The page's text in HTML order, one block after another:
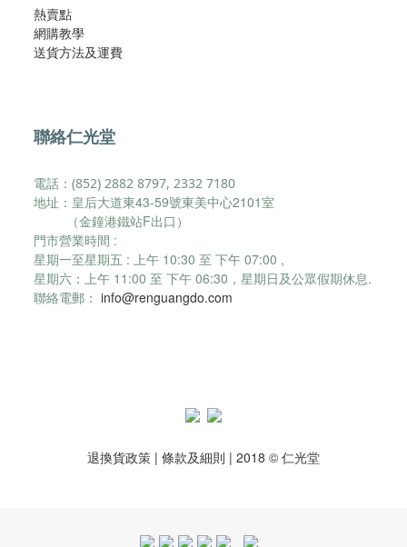
熱賣點
網購教學
​送貨方法及運費​
聯絡仁光堂
電話：(852) 2882 8797, 2332 7180
地址：皇后大道東43-59號東美中心2101室
（金鐘港鐵站F出口）
門市營業時間 :
星期一至星期五 : 上午 10:30 至 下午 07:00 ,
星期六： 上午 11:00 至 下午 06:30， 星期日及公眾假期休息.
聯絡電郵： info@renguangdo.com
退換貨政策 | 條款及細則 | 2018 © 仁光堂